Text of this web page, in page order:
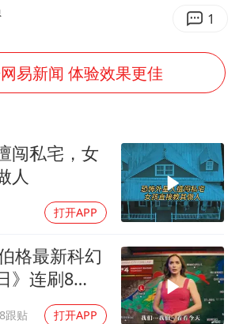
老挝国会主席赛宋蓬逝世
《欢迎来龙餐馆》口碑
泰国初中生饮弹自尽前开了26枪
酒店花洒现排泄物住客索赔遭拒
夏日经济乘“热”而上 消费市场向“新”而行
乐享全民健身 共筑健康中国
1
易新闻 体验效果更佳
闯私宅，女
人
打开APP
格最新科幻
》连刷8
跟贴 打开APP